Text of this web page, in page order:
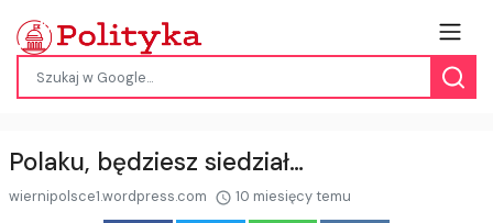
Polaku, będziesz siedział…
wiernipolsce1.wordpress.com 10 miesięcy temu